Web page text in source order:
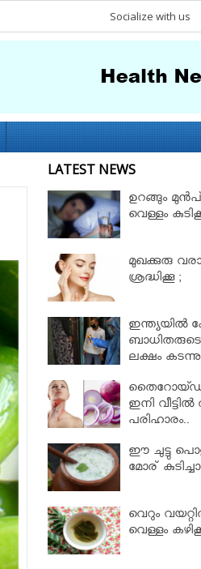
Socialize with us
LATEST NEWS
ഉറങ്ങും
വെള്ളം
മുഖക്കുരു
ശ്രദ്ധിക്കൂ ;
ഇന്ത്യയിൽ
ലക്ഷം കടന്നു
തൈറോയ്ഡ്
ഇനി
പരിഹാരം..
ഈ ചുട്ടു
മോര്
വെറും
വെള്ളം